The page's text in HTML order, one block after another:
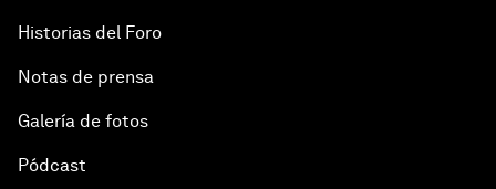
Historias del Foro
Notas de prensa
Galería de fotos
Pódcast